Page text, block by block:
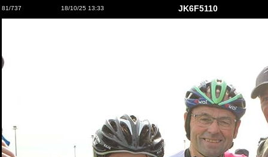
81/737 18/10/25 13:33 JK6F5110